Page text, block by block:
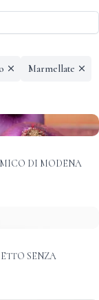
Marmellate
DI MODENA
SENZA